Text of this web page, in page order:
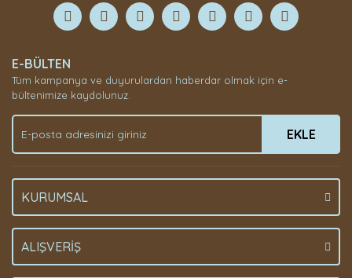
Yorum Yaz
E-BÜLTEN
Tüm kampanya ve duyurulardan haberdar olmak için e-
bültenimize kaydolunuz.
EKLE
KURUMSAL
ALIŞVERİŞ